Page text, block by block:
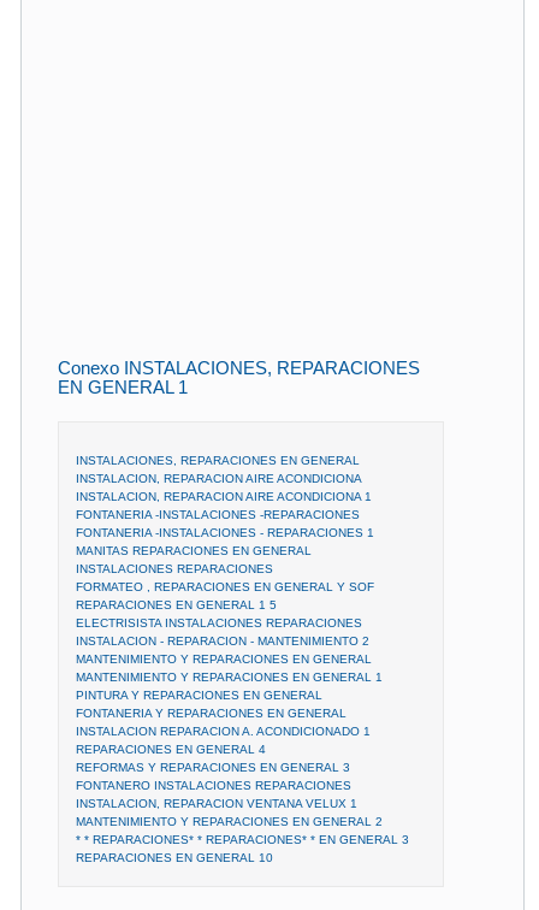
Conexo INSTALACIONES, REPARACIONES
EN GENERAL 1
INSTALACIONES, REPARACIONES EN GENERAL
INSTALACION, REPARACION AIRE ACONDICIONA
INSTALACION, REPARACION AIRE ACONDICIONA 1
FONTANERIA -INSTALACIONES -REPARACIONES
FONTANERIA -INSTALACIONES - REPARACIONES 1
MANITAS REPARACIONES EN GENERAL
INSTALACIONES REPARACIONES
FORMATEO , REPARACIONES EN GENERAL Y SOF
REPARACIONES EN GENERAL 1 5
ELECTRISISTA INSTALACIONES REPARACIONES
INSTALACION - REPARACION - MANTENIMIENTO 2
MANTENIMIENTO Y REPARACIONES EN GENERAL
MANTENIMIENTO Y REPARACIONES EN GENERAL 1
PINTURA Y REPARACIONES EN GENERAL
FONTANERIA Y REPARACIONES EN GENERAL
INSTALACION REPARACION A. ACONDICIONADO 1
REPARACIONES EN GENERAL 4
REFORMAS Y REPARACIONES EN GENERAL 3
FONTANERO INSTALACIONES REPARACIONES
INSTALACION, REPARACION VENTANA VELUX 1
MANTENIMIENTO Y REPARACIONES EN GENERAL 2
* * REPARACIONES* * REPARACIONES* * EN GENERAL 3
REPARACIONES EN GENERAL 10